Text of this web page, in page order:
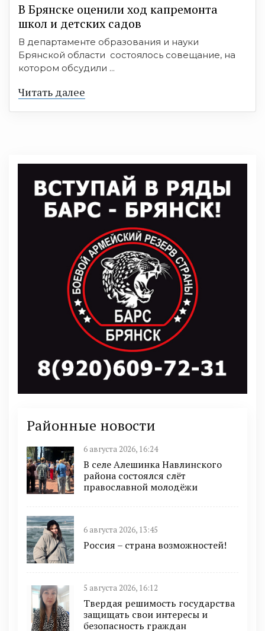
В Брянске оценили ход капремонта
школ и детских садов
В департаменте образования и науки
Брянской области состоялось совещание, на
котором обсудили ...
Читать далее
Районные новости
6 августа 2026, 16:24
В селе Алешинка Навлинского
района состоялся слёт
православной молодёжи
6 августа 2026, 13:45
Россия – страна возможностей!
5 августа 2026, 16:12
Твердая решимость государства
защищать свои интересы и
безопасность граждан